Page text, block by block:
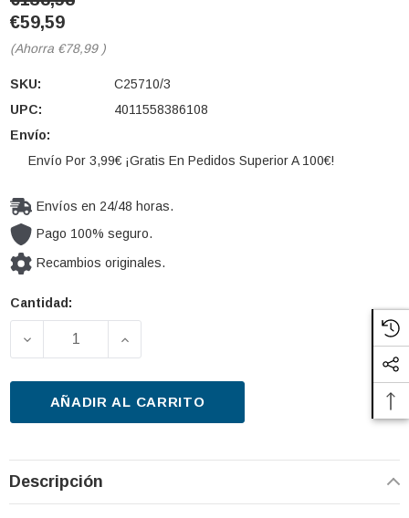
€59,59
(Ahorra €78,99 )
SKU:
C25710/3
UPC:
4011558386108
Envío:
Envío Por 3,99€ ¡Gratis En Pedidos Superior A 100€!
Envíos en 24/48 horas.
Pago 100% seguro.
Recambios originales.
Cantidad
Cantidad:
DISMINUIR LA CANTIDAD DE FILTRO DE AIRE
AUMENTAR LA CANTIDAD DE FILTRO
AÑADIR AL CARRITO
Descripción